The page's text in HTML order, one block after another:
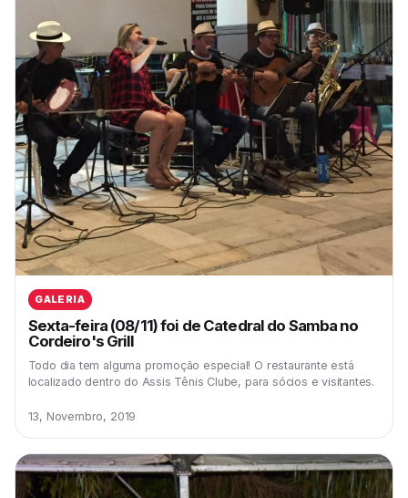
GALERIA
Sexta-feira (08/11) foi de Catedral do Samba no
Cordeiro's Grill
Todo dia tem alguma promoção especial! O restaurante está
localizado dentro do Assis Tênis Clube, para sócios e visitantes.
13, Novembro, 2019